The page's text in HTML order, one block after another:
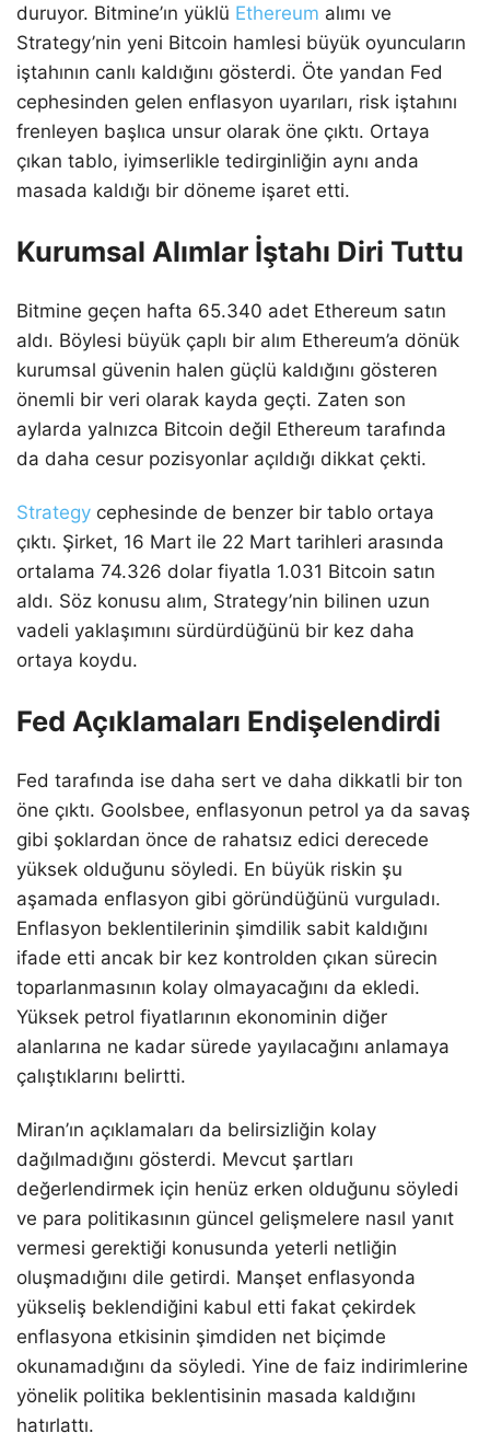
duruyor. Bitmine’ın yüklü Ethereum alımı ve
Strategy’nin yeni Bitcoin hamlesi büyük oyuncuların
iştahının canlı kaldığını gösterdi. Öte yandan Fed
cephesinden gelen enflasyon uyarıları, risk iştahını
frenleyen başlıca unsur olarak öne çıktı. Ortaya
çıkan tablo, iyimserlikle tedirginliğin aynı anda
masada kaldığı bir döneme işaret etti.
Kurumsal Alımlar İştahı Diri Tuttu
Bitmine geçen hafta 65.340 adet Ethereum satın
aldı. Böylesi büyük çaplı bir alım Ethereum’a dönük
kurumsal güvenin halen güçlü kaldığını gösteren
önemli bir veri olarak kayda geçti. Zaten son
aylarda yalnızca Bitcoin değil Ethereum tarafında
da daha cesur pozisyonlar açıldığı dikkat çekti.
Strategy cephesinde de benzer bir tablo ortaya
çıktı. Şirket, 16 Mart ile 22 Mart tarihleri arasında
ortalama 74.326 dolar fiyatla 1.031 Bitcoin satın
aldı. Söz konusu alım, Strategy’nin bilinen uzun
vadeli yaklaşımını sürdürdüğünü bir kez daha
ortaya koydu.
Fed Açıklamaları Endişelendirdi
Fed tarafında ise daha sert ve daha dikkatli bir ton
öne çıktı. Goolsbee, enflasyonun petrol ya da savaş
gibi şoklardan önce de rahatsız edici derecede
yüksek olduğunu söyledi. En büyük riskin şu
aşamada enflasyon gibi göründüğünü vurguladı.
Enflasyon beklentilerinin şimdilik sabit kaldığını
ifade etti ancak bir kez kontrolden çıkan sürecin
toparlanmasının kolay olmayacağını da ekledi.
Yüksek petrol fiyatlarının ekonominin diğer
alanlarına ne kadar sürede yayılacağını anlamaya
çalıştıklarını belirtti.
Miran’ın açıklamaları da belirsizliğin kolay
dağılmadığını gösterdi. Mevcut şartları
değerlendirmek için henüz erken olduğunu söyledi
ve para politikasının güncel gelişmelere nasıl yanıt
vermesi gerektiği konusunda yeterli netliğin
oluşmadığını dile getirdi. Manşet enflasyonda
yükseliş beklendiğini kabul etti fakat çekirdek
enflasyona etkisinin şimdiden net biçimde
okunamadığını da söyledi. Yine de faiz indirimlerine
yönelik politika beklentisinin masada kaldığını
hatırlattı.